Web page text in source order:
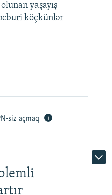
360p 480p
720p
yaşayış
köçkünlər
siz açmaq